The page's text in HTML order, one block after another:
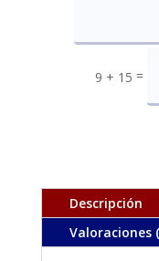
9 + 15 =
Descripción
Valoraciones